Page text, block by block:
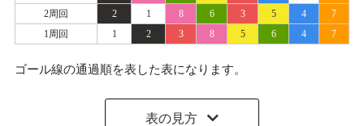
2周回
2 1 8 6 3 5 4
7
1周回
1 2 3 8 5 6 4 7
ゴール線の通過順を表した表になります。
表の見方